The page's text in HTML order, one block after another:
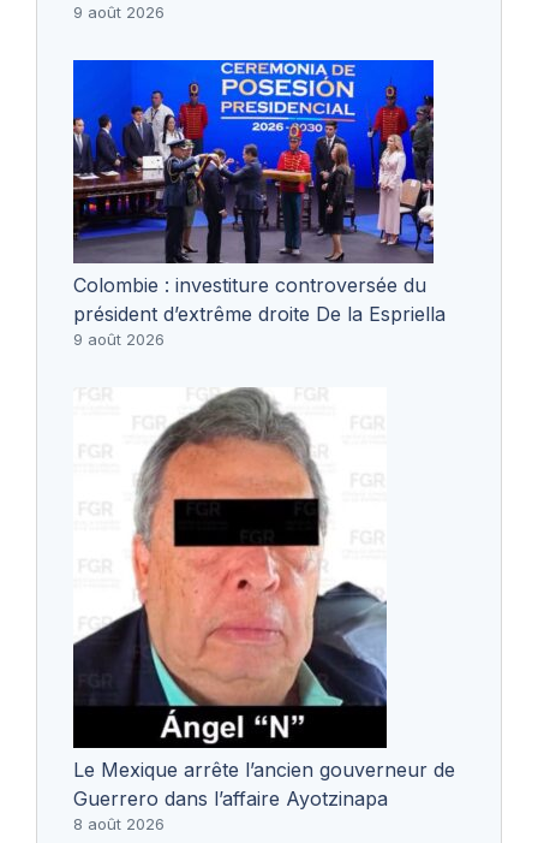
9 août 2026
Colombie : investiture controversée du
président d’extrême droite De la Espriella
9 août 2026
Le Mexique arrête l’ancien gouverneur de
Guerrero dans l’affaire Ayotzinapa
8 août 2026